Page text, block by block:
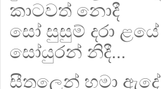
කාටවත් නොදී
සෝ සුසුම් දරා ළයේ
සෝයුරන් නිදී...
සීතලෙන් හමා ඇදේ